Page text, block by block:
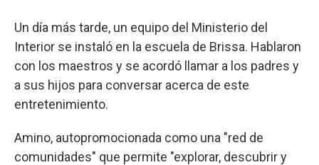
Un día más tarde, un equipo del Ministerio del
Interior se instaló en la escuela de Brissa. Hablaron
con los maestros y se acordó llamar a los padres y
a sus hijos para conversar acerca de este
entretenimiento.
Amino, autopromocionada como una "red de
comunidades" que permite "explorar, descubrir y